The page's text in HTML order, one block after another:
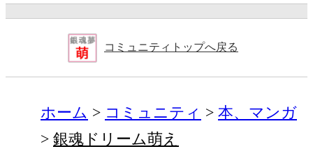
コミュニティトップへ戻る
ホーム コミュニティ
本、マンガ
銀魂ドリーム萌え